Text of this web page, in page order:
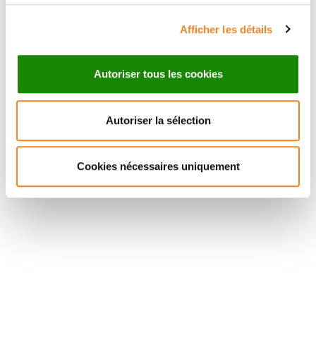
Afficher les détails
Autoriser tous les cookies
Autoriser la sélection
Cookies nécessaires uniquement
ANDRIEU